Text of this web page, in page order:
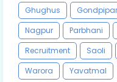
Ghughus
Nagpur
Parbhani
Recruitment
Saoli
Warora
Yavatmal